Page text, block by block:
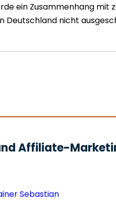
ein Zusammenhang mit
Deutschland nicht
Affiliate-